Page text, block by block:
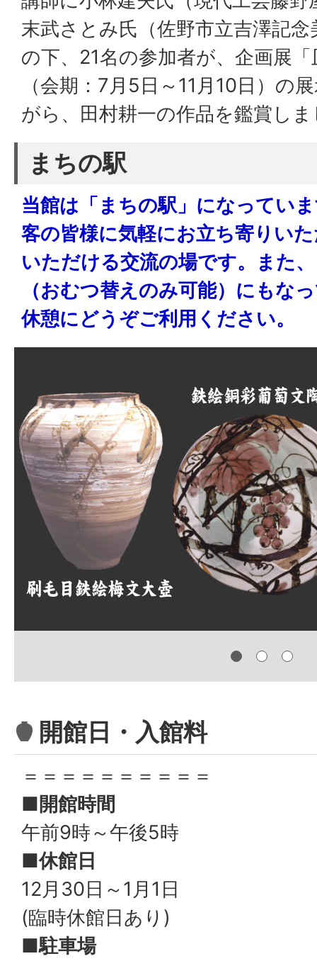
末武さとみ氏（佐野市立吉澤記
の下、21名の参加者が、企画展
（会期：7月5日～11月10日）の
がら、田村耕一の作品を鑑賞し
まちの駅
当館は「まちの駅」になってい
客の皆様に気軽にお立ち寄りい
いただける交流の場です。また
（おむつ替えのみ可能）にもな
休憩にどうぞご利用ください。
開館日・入館料
＝＝＝＝＝＝＝＝＝＝
■開館時間
午前9時～午後5時
■休館日
12月30日～1月1日
(臨時休館日あり)
■駐車場